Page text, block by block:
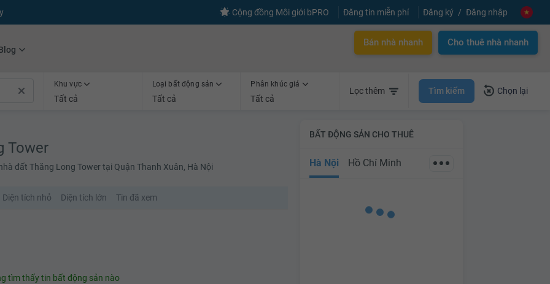
Cộng đồng Môi giới bPRO Đăng tin miễn phí Đăng ký Đăng nhập
Bán nhà nhanh Cho thuê nhà nhanh
Khu vực
Tất cả
Loại bất động sản
Tất cả
Phân khúc giá
Tất cả
Lọc thêm Tìm kiếm Chọn lại
Tower
đất Thăng Long Tower tại Quận Thanh Xuân, Hà Nội
Diện tích nhỏ Diện tích lớn Tin đã xem
tìm thấy tin bất động sản nào
BẤT ĐỘNG SẢN CHO THUÊ
Hà Nội Hồ Chí Minh